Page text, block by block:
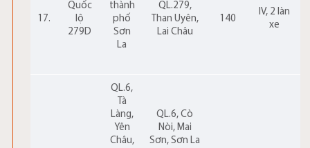
17.
Quốc
lộ
279D
thành
phố
Sơn
La
QL.279,
Than Uyên,
Lai Châu
140
IV, 2 làn
xe
QL.6,
Tà
Làng,
Yên
Châu,
QL.6, Cò
Nòi, Mai
Sơn, Sơn La